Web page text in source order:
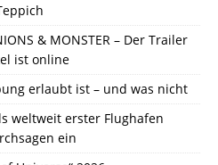
& MONSTER – Der Trailer
ist online
erlaubt ist – und was nicht
weltweit erster Flughafen
ein